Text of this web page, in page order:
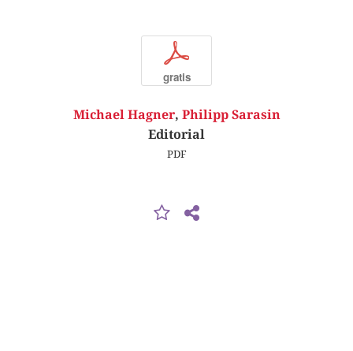
p
gratis
Michael Hagner, Philipp Sarasin
Editorial
PDF